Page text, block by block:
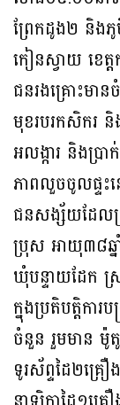
ព្រែកដូង២ និង
កៀនស្វាយ ខេត្
ជនរងគ្រោះមា
មុខរបរកសិករ និ
អលង្ការ និងប្រ
ភាពលួចចូលផ្ទះ
ជនសង្ស័យដែលត្
ប្រុស អាយុ៣៨ឆ្
ឃុំបន្ទាយដែក
ក្នុងប្រតិបត្តិកា
ចំនួន រួមមាន ម៉ូ
ទូរស័ព្ទដៃ២គ្រ